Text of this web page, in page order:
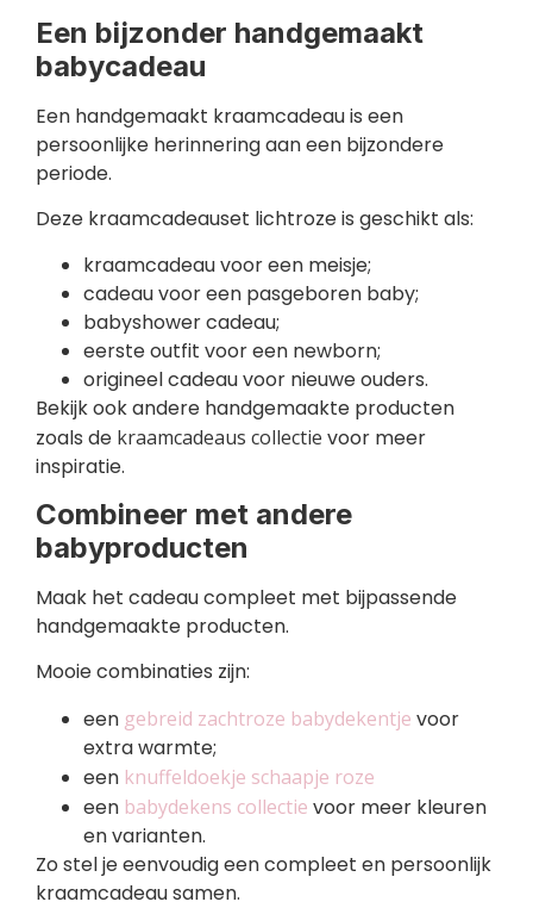
Een bijzonder handgemaakt
babycadeau
Een handgemaakt kraamcadeau is een
persoonlijke herinnering aan een bijzondere
periode.
Deze kraamcadeauset lichtroze is geschikt als:
kraamcadeau voor een meisje;
cadeau voor een pasgeboren baby;
babyshower cadeau;
eerste outfit voor een newborn;
origineel cadeau voor nieuwe ouders.
Bekijk ook andere handgemaakte producten
zoals de kraamcadeaus collectie voor meer
inspiratie.
Combineer met andere
babyproducten
Maak het cadeau compleet met bijpassende
handgemaakte producten.
Mooie combinaties zijn:
een gebreid zachtroze babydekentje voor
extra warmte;
een knuffeldoekje schaapje roze
een babydekens collectie voor meer kleuren
en varianten.
Zo stel je eenvoudig een compleet en persoonlijk
kraamcadeau samen.